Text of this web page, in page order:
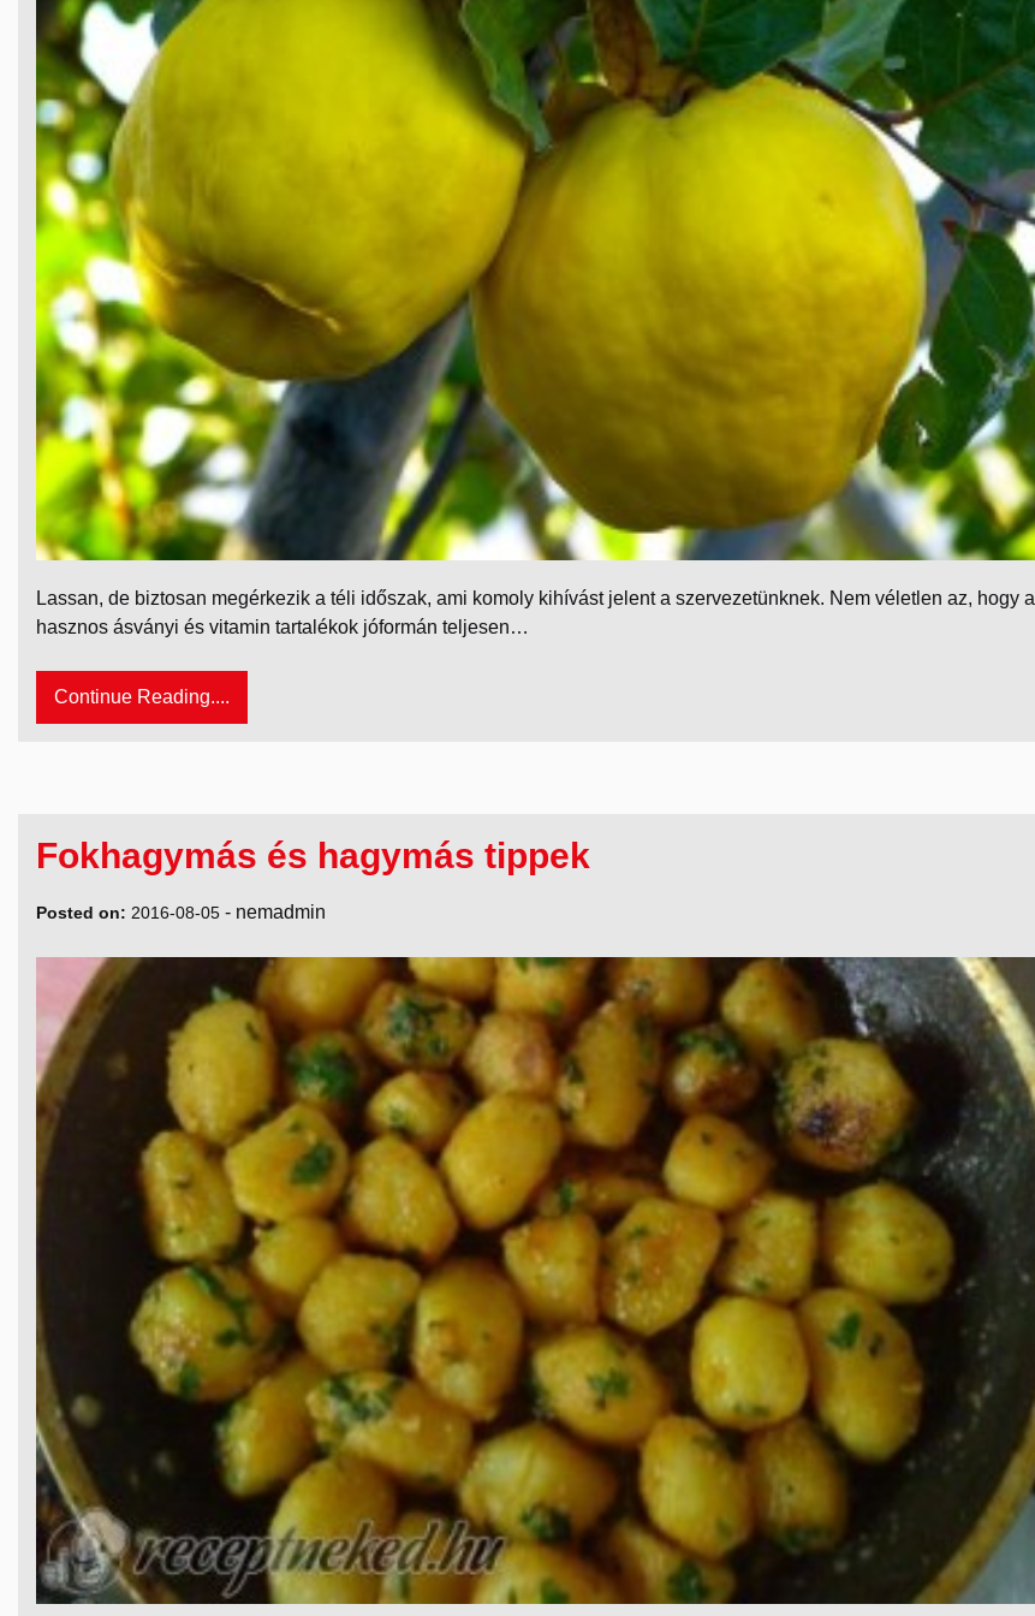
Lassan, de biztosan megérkezik a téli időszak, ami komoly kihívást jelent a szervezetünknek. Nem véletlen az, hogy a
hasznos ásványi és vitamin tartalékok jóformán teljesen…
Continue Reading....
Fokhagymás és hagymás tippek
Posted on: 2016-08-05 - nemadmin